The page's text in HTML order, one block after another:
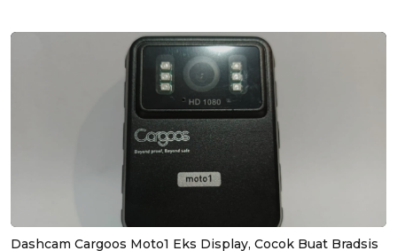
Dashcam Cargoos Moto1 Eks Display, Cocok Buat Bradsis